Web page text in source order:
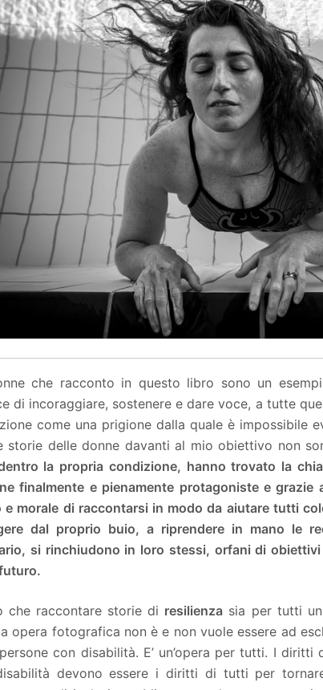
che racconto in questo libro sono un
di incoraggiare, sostenere e dare voce, a tutte
come una prigione dalla quale è impossibile
storie delle donne davanti al mio obiettivo non
la propria condizione, hanno trovato la
finalmente e pienamente protagoniste e
e morale di raccontarsi in modo da aiutare tutti
dal proprio buio, a riprendere in mano le
si rinchiudono in loro stessi, orfani di
che raccontare storie di resilienza sia per tutti
opera fotografica non è e non vuole essere ad
con disabilità. E’ un’opera per tutti. I
devono essere i diritti di tutti per